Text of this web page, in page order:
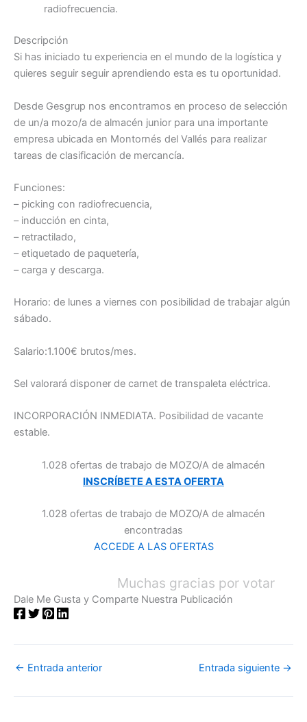
radiofrecuencia.
Descripción
Si has iniciado tu experiencia en el mundo de la logística y
quieres seguir seguir aprendiendo esta es tu oportunidad.
Desde Gesgrup nos encontramos en proceso de selección
de un/a mozo/a de almacén junior para una importante
empresa ubicada en Montornés del Vallés para realizar
tareas de clasificación de mercancía.
Funciones:
– picking con radiofrecuencia,
– inducción en cinta,
– retractilado,
– etiquetado de paquetería,
– carga y descarga.
Horario: de lunes a viernes con posibilidad de trabajar algún
sábado.
Salario:1.100€ brutos/mes.
Sel valorará disponer de carnet de transpaleta eléctrica.
INCORPORACIÓN INMEDIATA. Posibilidad de vacante
estable.
1.028 ofertas de trabajo de MOZO/A de almacén
INSCRÍBETE A ESTA OFERTA
1.028 ofertas de trabajo de MOZO/A de almacén
encontradas
ACCEDE A LAS OFERTAS
Muchas gracias por votar
Dale Me Gusta y Comparte Nuestra Publicación
← Entrada anterior Entrada siguiente →